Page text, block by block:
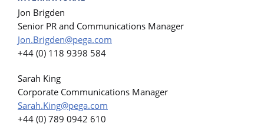
Jon Brigden
Senior PR and Communications Manager
Jon.Brigden@pega.com
+44 (0) 118 9398 584
Sarah King
Corporate Communications Manager
Sarah.King@pega.com
+44 (0) 789 0942 610